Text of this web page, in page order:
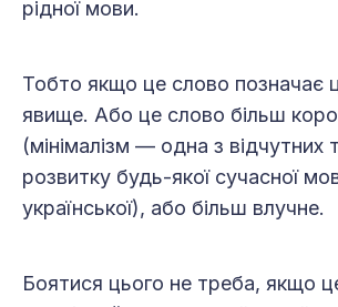
рідної мови.
Тобто якщо це слово позначає
явище. Або це слово більш
(мінімалізм — одна з відчутних
розвитку будь-якої сучасної
української), або більш влучне.
Боятися цього не треба, якщо